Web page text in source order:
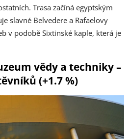
Trasa začíná egyptským
slavné Belvedere a Rafaelovy
v podobě Sixtinské kaple, která je
vědy a techniky –
(+1.7 %)